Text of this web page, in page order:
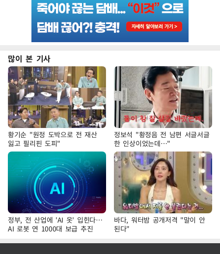
많이 본 기사
황기순 "원정 도박으로 전 재산
잃고 필리핀 도피"
정보석 "황정음 전 남편 서글서글
한 인상이었는데…"
정부, 전 산업에 'AI 옷' 입힌다…
AI 로봇 연 1000대 보급 추진
바다, 워터밤 공개저격 "말이 안
된다"